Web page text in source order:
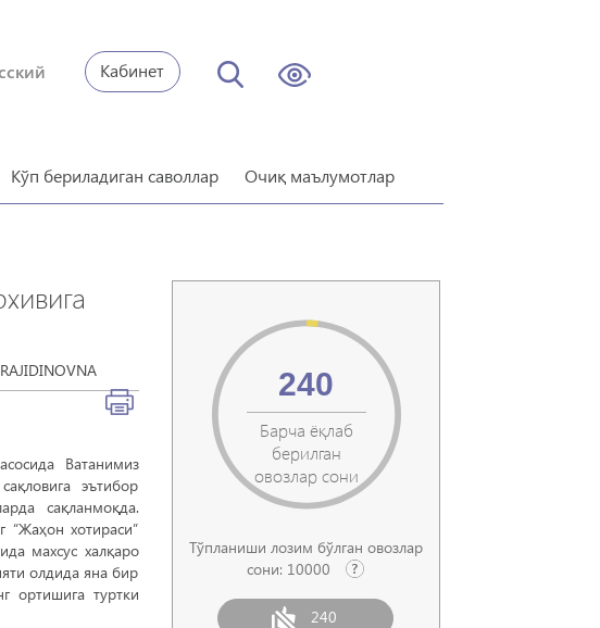
Кабинет
Кўп бериладиган саволлар Очиқ маълумотлар
Барча ёқлаб
берилган
овозлар сони
240
Тўпланиши лозим бўлган овозлар
сони: 10000
240
Ватанимиз
эътибор
сақланмоқда.
хотираси”
махсус халқаро
олдида яна бир
ортишига туртки